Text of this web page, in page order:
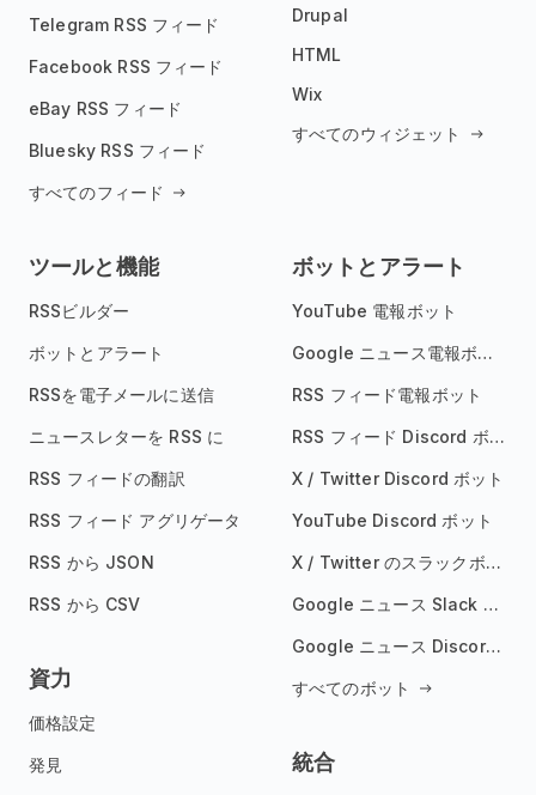
Telegram RSS フィード
Facebook RSS フィード
eBay RSS フィード
Bluesky RSS フィード
すべてのフィード
Drupal
HTML
Wix
すべてのウィジェット
ツールと機能
RSSビルダー
ボットとアラート
RSSを電子メールに送信
ニュースレターを RSS に
RSS フィードの翻訳
RSS フィード アグリゲータ
RSS から JSON
RSS から CSV
資力
価格設定
発見
ボットとアラート
YouTube 電報ボット
Google ニュース電報ボット
RSS フィード電報ボット
RSS フィード Discord ボット
X / Twitter Discord ボット
YouTube Discord ボット
X / Twitter のスラックボット
Google ニュース Slack ボット
Google ニュース Discord ボット
すべてのボット
統合